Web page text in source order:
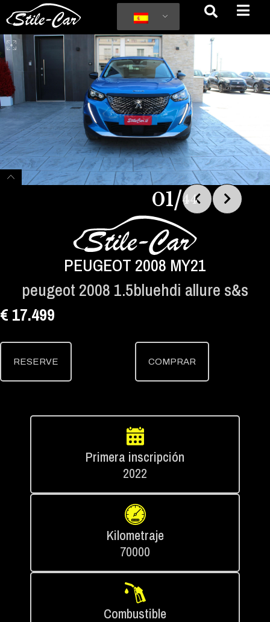
01/44
PEUGEOT 2008 MY21
peugeot 2008 1.5bluehdi allure s&s
€ 17.499
RESERVE COMPRAR
Primera inscripción
2022
Kilometraje
70000
Combustible